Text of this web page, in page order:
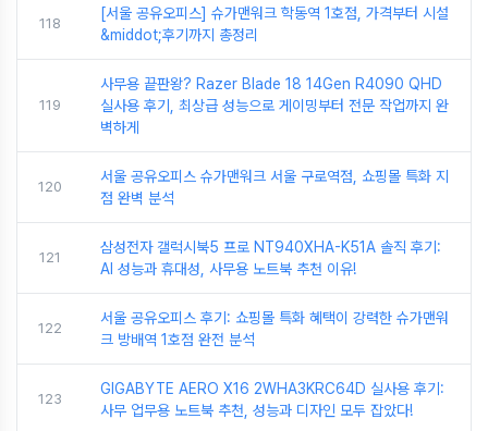
118
[서울 공유오피스] 슈가맨워크 학동역 1호점, 가격부터 시설
&middot;후기까지 총정리
119
사무용 끝판왕? Razer Blade 18 14Gen R4090 QHD
실사용 후기, 최상급 성능으로 게이밍부터 전문 작업까지 완
벽하게
120
서울 공유오피스 슈가맨워크 서울 구로역점, 쇼핑몰 특화 지
점 완벽 분석
121
삼성전자 갤럭시북5 프로 NT940XHA-K51A 솔직 후기:
AI 성능과 휴대성, 사무용 노트북 추천 이유!
122
서울 공유오피스 후기: 쇼핑몰 특화 혜택이 강력한 슈가맨워
크 방배역 1호점 완전 분석
123
GIGABYTE AERO X16 2WHA3KRC64D 실사용 후기:
사무 업무용 노트북 추천, 성능과 디자인 모두 잡았다!